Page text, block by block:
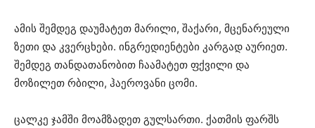
ამის შემდეგ დაუმატეთ მარილი, შაქარი, მცენარეული
ზეთი და კვერცხები. ინგრედიენტები კარგად აურიეთ.
შემდეგ თანდათანობით ჩაამატეთ ფქვილი და
მოზილეთ რბილი, ჰაეროვანი ცომი.
ცალკე ჯამში მოამზადეთ გულსართი. ქათმის ფარშს